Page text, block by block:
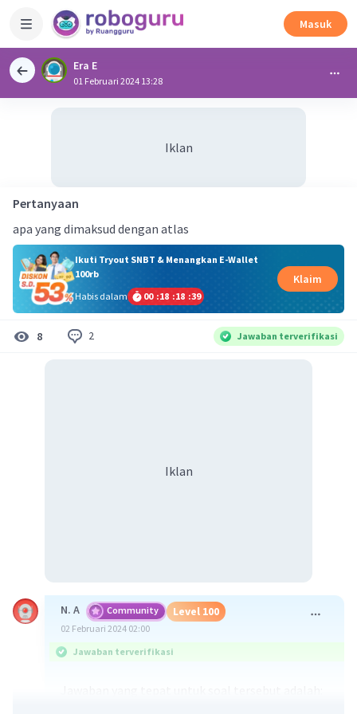
Masuk
Era E
01 Februari 2024 13:28
Iklan
Pertanyaan
apa yang dimaksud dengan atlas
Ikuti Tryout SNBT & Menangkan E-Wallet
100rb
Habis dalam
00 :18 :18 :39
Klaim
8 2 Jawaban terverifikasi
Iklan
N. A Community Level 100
02 Februari 2024 02:00
Jawaban terverifikasi